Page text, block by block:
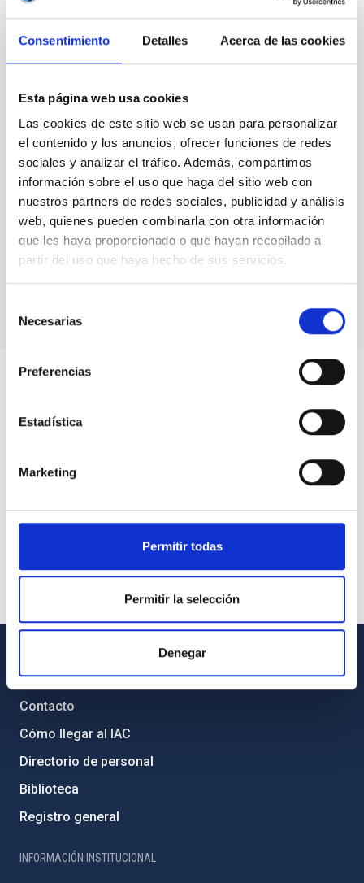
Consentimiento Detalles Acerca de las cookies
Esta página web usa cookies
Las cookies de este sitio web se usan para personalizar
el contenido y los anuncios, ofrecer funciones de redes
sociales y analizar el tráfico. Además, compartimos
información sobre el uso que haga del sitio web con
nuestros partners de redes sociales, publicidad y análisis
web, quienes pueden combinarla con otra información
que les haya proporcionado o que hayan recopilado a
partir del uso que haya hecho de sus servicios.
Necesarias
Preferencias
Estadística
Marketing
Permitir todas
Permitir la selección
Denegar
Esquema de evolución de un agujero negro de masa
intermedia
galaxias ultradifusas
INFORMACIÓN GENERAL
Contacto
Cómo llegar al IAC
Directorio de personal
Biblioteca
Registro general
INFORMACIÓN INSTITUCIONAL